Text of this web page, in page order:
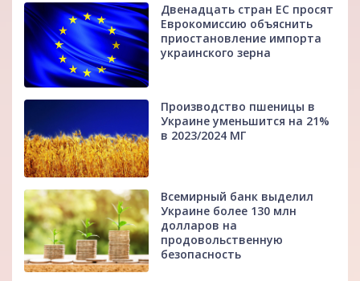
Двенадцать стран ЕС просят
Еврокомиссию объяснить
приостановление импорта
украинского зерна
Производство пшеницы в
Украине уменьшится на 21%
в 2023/2024 МГ
Всемирный банк выделил
Украине более 130 млн
долларов на
продовольственную
безопасность